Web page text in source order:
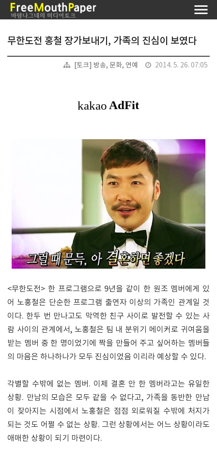
무한도전 홍철 장가보내기, 가족의 진심이 보였다
[토크] 방송, 문화, 연예 2014. 5. 26. 07:05
<무한도전> 한 프로그램으로 9년을 같이 한 원조 멤버에게 있
어 노홍철은 단순한 프로그램 출연자 이상의 가족인 관계일 것
이다. 한두 번 만나고도 막역한 친구 사이로 발전할 수 있는 사
람 사이의 관계에서, 노홍철은 팀 내 분위기 메이커로 귀여움을
받는 멤버 중 한 명이었기에 짝을 만들어 주고 싶어하는 멤버들
의 마음은 하나하나가 모두 진심이었음 이리라 예상할 수 있다.
각별할 수밖에 없는 멤버. 이제 결혼 안 한 멤버라고는 유일한
상황. 만남의 모습은 모두 같을 수 없다고, 가족을 동반한 만남
이 잦아지는 시점에서 노홍철은 점점 외로워질 수밖에 처지가
되는 것도 어쩔 수 없는 상황. 그런 상황에서는 어느 상황이라도
애매한 상황이 되기 마련이다.